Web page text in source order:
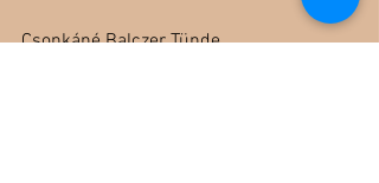
Csonkáné Balczer Tünde